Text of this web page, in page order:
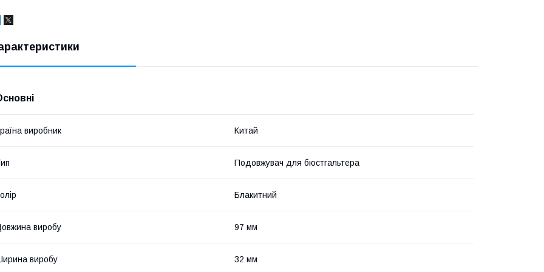
виробник Китай
Подовжувач для бюстгальтера
Блакитний
виробу 97 мм
виробу 32 мм